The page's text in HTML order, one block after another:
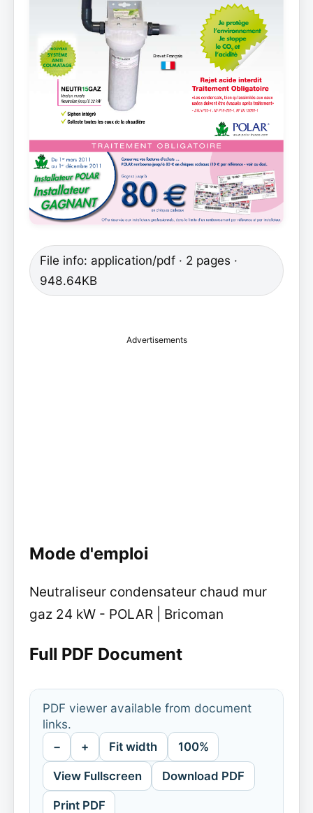
File info: application/pdf · 2 pages ·
948.64KB
Advertisements
Mode d'emploi
Neutraliseur condensateur chaud mur
gaz 24 kW - POLAR | Bricoman
Full PDF Document
PDF viewer available from document
links.
− + Fit width 100%
View Fullscreen Download PDF
Print PDF